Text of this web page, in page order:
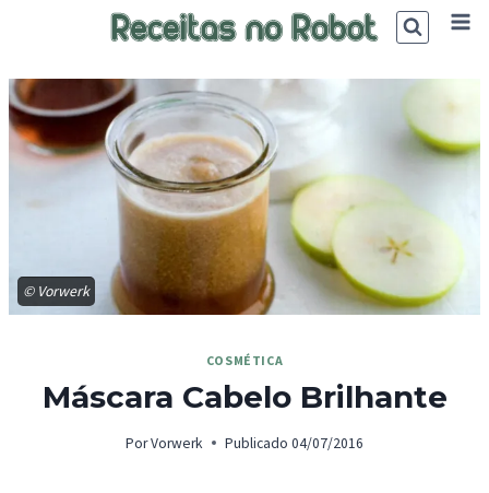
© Vorwerk
COSMÉTICA
Máscara Cabelo Brilhante
PorVorwerk Publicado 04/07/2016